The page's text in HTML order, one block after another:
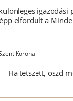
igazodási
elfordult a
Korona
Ha tetszett, oszd